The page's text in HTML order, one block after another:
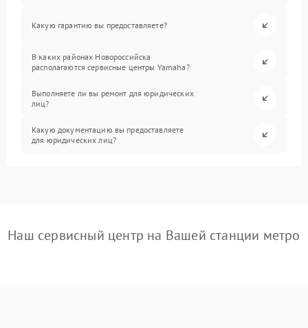
Какую гарантию вы предоставляете?
В каких районах Новороссийска
располагаются сервисные центры Yamaha?
Выполняете ли вы ремонт для юридических
лиц?
Какую документацию вы предоставляете
для юридических лиц?
Наш сервисный центр на Вашей станции метро